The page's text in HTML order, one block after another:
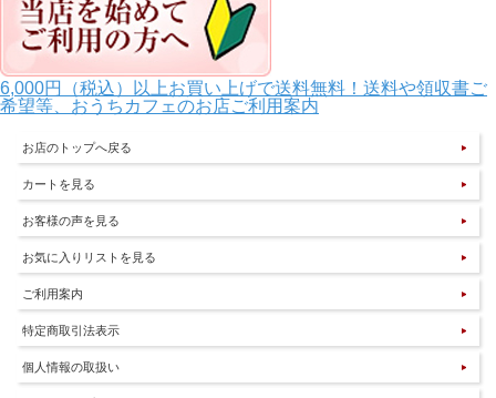
6,000円（税込）以上お買い上げで送料無料！送料や領収書ご
希望等、おうちカフェのお店ご利用案内
お店のトップへ戻る
カートを見る
お客様の声を見る
お気に入りリストを見る
ご利用案内
特定商取引法表示
個人情報の取扱い